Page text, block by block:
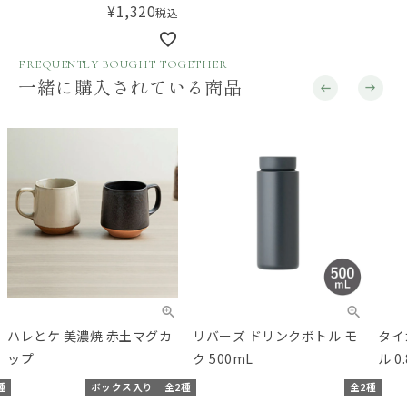
¥1,320税込
FREQUENTLY BOUGHT TOGETHER
一緒に購入されている商品
ハレとケ 美濃焼 赤土マグカ
ップ
ボックス入り 全2種
リバーズ ドリンクボトル モ
ク 500mL
全2種
タ
ル